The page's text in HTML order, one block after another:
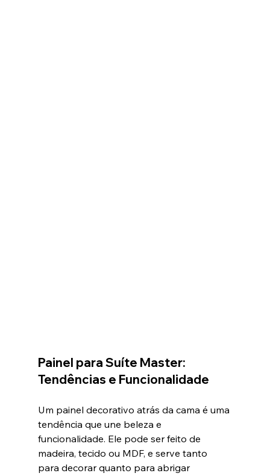
Painel para Suíte Master:
Tendências e Funcionalidade
Um painel decorativo atrás da cama é uma
tendência que une beleza e
funcionalidade. Ele pode ser feito de
madeira, tecido ou MDF, e serve tanto
para decorar quanto para abrigar